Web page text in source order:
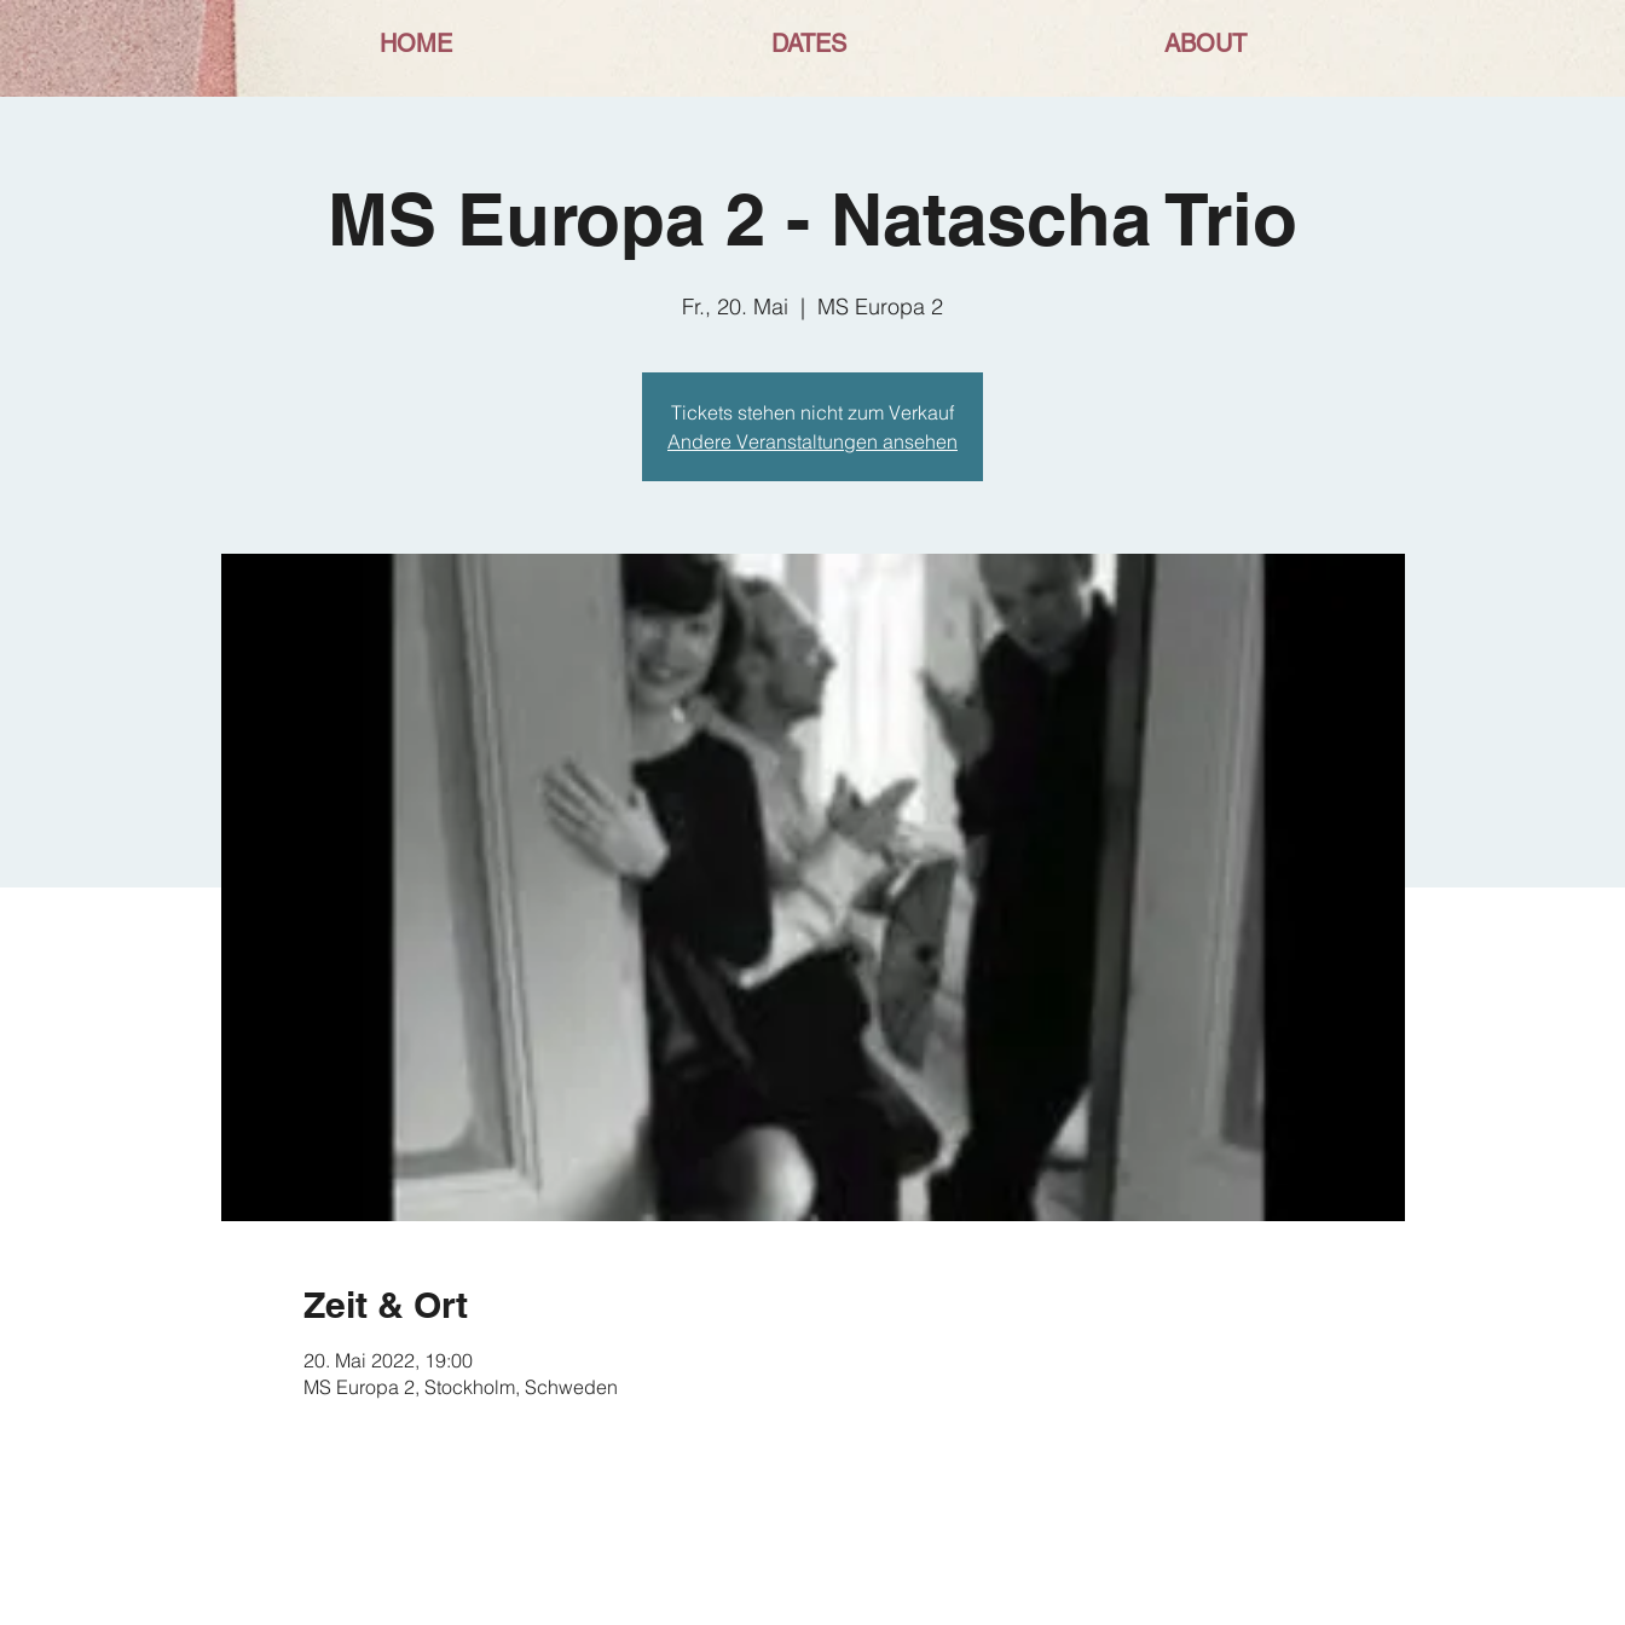
HOME DATES ABOUT
MS Europa 2 - Natascha Trio
Fr., 20. Mai
  |
MS Europa 2
Tickets stehen nicht zum Verkauf
Andere Veranstaltungen ansehen
Zeit & Ort
20. Mai 2022, 19:00
MS Europa 2, Stockholm, Schweden